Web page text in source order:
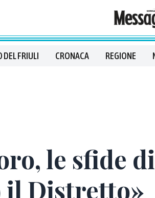
DEL FRIULI CRONACA REGIONE
le sfide
Distretto»